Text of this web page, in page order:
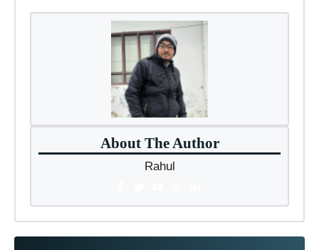
About The Author
Rahul